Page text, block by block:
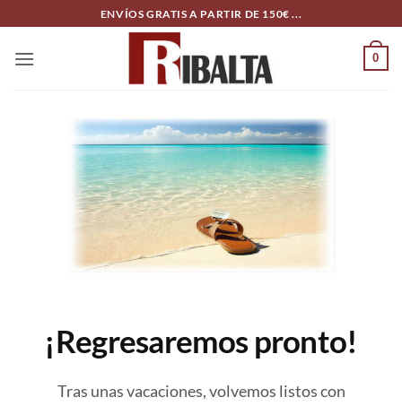
to
content
ENVÍOS GRATIS A PARTIR DE 150€ ...
0
¡Regresaremos pronto!
Tras unas vacaciones, volvemos listos con